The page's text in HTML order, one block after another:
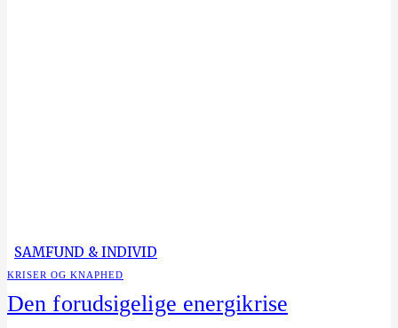
SAMFUND & INDIVID
KRISER OG KNAPHED
Den forudsigelige energikrise